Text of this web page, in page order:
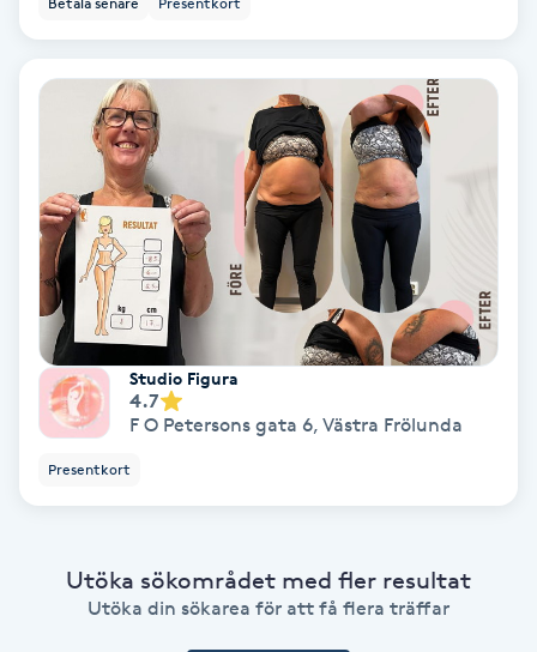
Babylights
Balayage
Bambumassage
Barber
Barnklippning
Bottenfärg
Studio Figura
4.7
F O Petersons gata 6, Västra Frölunda
Presentkort
Utöka sökområdet med fler resultat
Utöka din sökarea för att få flera träffar